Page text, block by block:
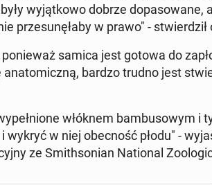
wy­jąt­ko­wo dobrze do­pa­so­wa­ne,
prze­su­nę­ła­by w prawo" -
samica jest gotowa do
bardzo trudno jest
włóknem bam­bu­so­wym i
w niej obec­ność płodu" -
ze Smi­th­so­nian Na­tio­nal